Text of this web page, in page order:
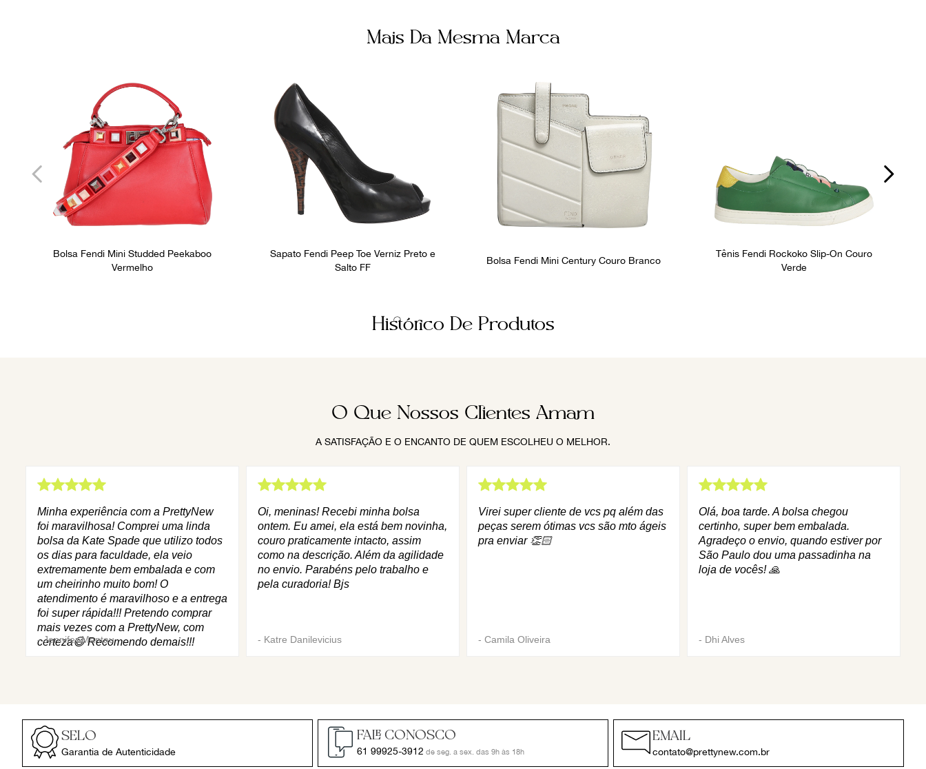
Mais Da Mesma Marca
Bolsa Fendi Mini Studded Peekaboo
Vermelho
Sapato Fendi Peep Toe Verniz Preto e
Salto FF
Bolsa Fendi Mini Century Couro Branco
Tênis Fendi Rockoko Slip-On Couro
Verde
Histórico De Produtos
O Que Nossos Clientes Amam
A SATISFAÇÃO E O ENCANTO DE QUEM ESCOLHEU O MELHOR.
Minha experiência com a PrettyNew
foi maravilhosa! Comprei uma linda
bolsa da Kate Spade que utilizo todos
os dias para faculdade, ela veio
extremamente bem embalada e com
um cheirinho muito bom! O
atendimento é maravilhoso e a entrega
foi super rápida!!! Pretendo comprar
mais vezes com a PrettyNew, com
certeza😄 Recomendo demais!!!
-Jennifer Mantau
Oi, meninas! Recebi minha bolsa
ontem. Eu amei, ela está bem novinha,
couro praticamente intacto, assim
como na descrição. Além da agilidade
no envio. Parabéns pelo trabalho e
pela curadoria! Bjs
- Katre Danilevicius
Virei super cliente de vcs pq além das
peças serem ótimas vcs são mto ágeis
pra enviar 👏🏻
- Camila Oliveira
Olá, boa tarde. A bolsa chegou
certinho, super bem embalada.
Agradeço o envio, quando estiver por
São Paulo dou uma passadinha na
loja de vocês! 🙏
- Dhi Alves
SELO
Garantia de Autenticidade
FALE CONOSCO
61 99925-3912 de seg. a sex. das 9h às 18h
EMAIL
contato@prettynew.com.br